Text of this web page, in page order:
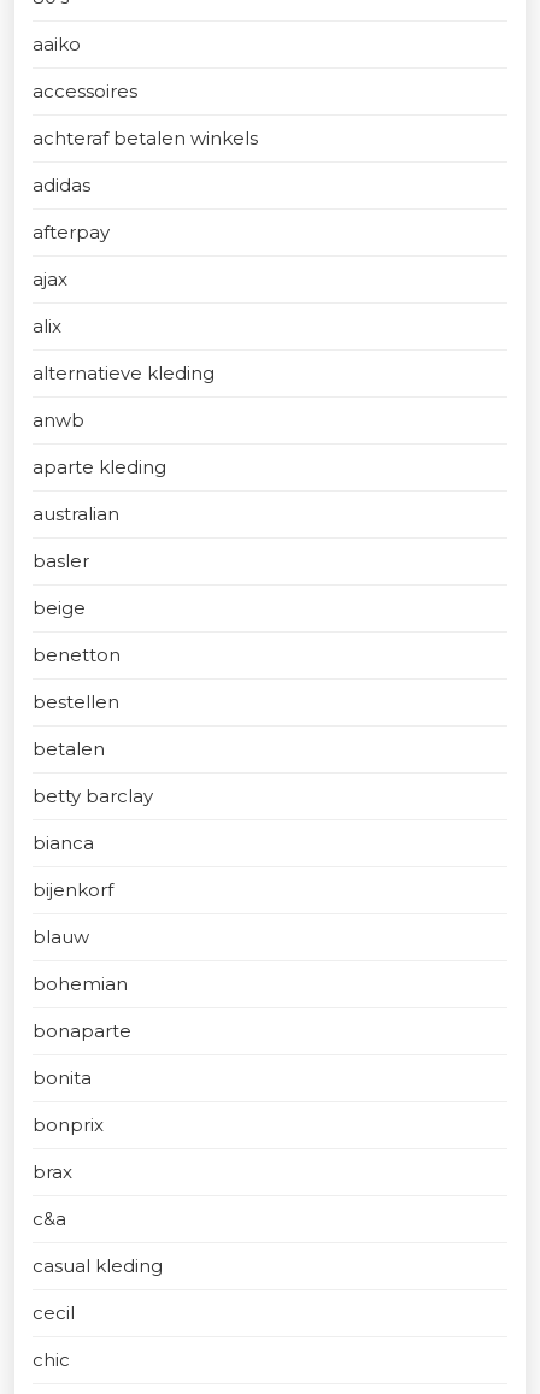
aaiko
accessoires
achteraf betalen winkels
adidas
afterpay
ajax
alix
alternatieve kleding
anwb
aparte kleding
australian
basler
beige
benetton
bestellen
betalen
betty barclay
bianca
bijenkorf
blauw
bohemian
bonaparte
bonita
bonprix
brax
c&a
casual kleding
cecil
chic